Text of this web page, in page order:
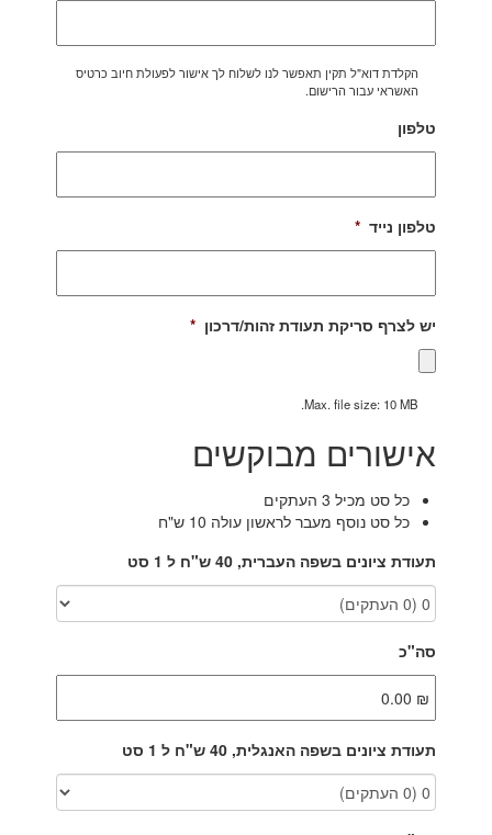
הקלדת דוא"ל תקין תאפשר לנו לשלוח לך אישור לפעולת חיוב כרטיס
האשראי עבור הרישום.
טלפון
טלפון נייד *
יש לצרף סריקת תעודת זהות/דרכון *
Max. file size: 10 MB.
אישורים מבוקשים
כל סט מכיל 3 העתקים
כל סט נוסף מעבר לראשון עולה 10 ש"ח
תעודת ציונים בשפה העברית, 40 ש"ח ל 1 סט
סה"כ
תעודת ציונים בשפה האנגלית, 40 ש"ח ל 1 סט